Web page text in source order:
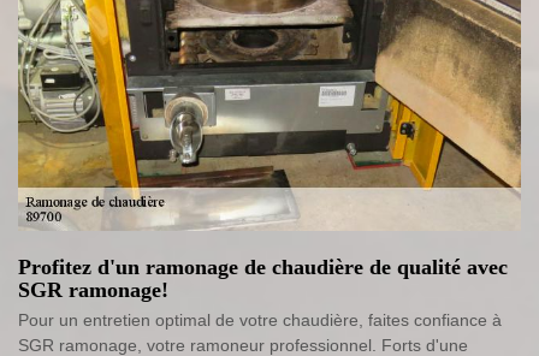
Profitez d'un ramonage de chaudière de qualité avec
SGR ramonage!
Pour un entretien optimal de votre chaudière, faites confiance à
SGR ramonage, votre ramoneur professionnel. Forts d'une